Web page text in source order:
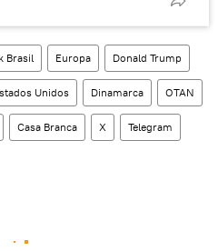
Brasil Europa Donald Trump
Unidos Dinamarca OTAN
Casa Branca X Telegram